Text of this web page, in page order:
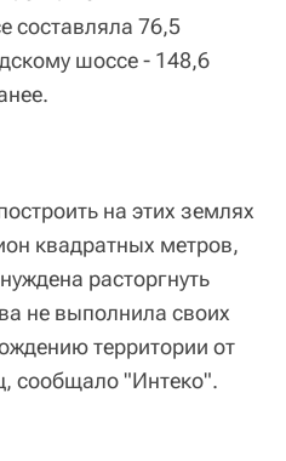
составляла 76,5
шоссе - 148,6
на этих землях
квадратных метров,
расторгнуть
не выполнила своих
территории от
сообщало "Интеко".